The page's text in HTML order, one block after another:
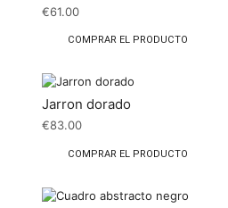
€61.00
COMPRAR EL PRODUCTO
Jarron dorado
€83.00
COMPRAR EL PRODUCTO